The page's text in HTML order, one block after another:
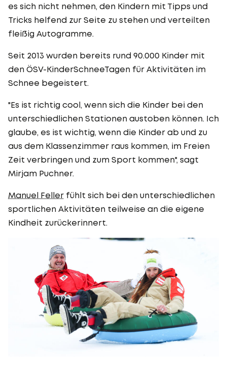
es sich nicht nehmen, den Kindern mit Tipps und
Tricks helfend zur Seite zu stehen und verteilten
fleißig Autogramme.
Seit 2013 wurden bereits rund 90.000 Kinder mit
den ÖSV-KinderSchneeTagen für Aktivitäten im
Schnee begeistert.
"Es ist richtig cool, wenn sich die Kinder bei den
unterschiedlichen Stationen austoben können. Ich
glaube, es ist wichtig, wenn die Kinder ab und zu
aus dem Klassenzimmer raus kommen, im Freien
Zeit verbringen und zum Sport kommen", sagt
Mirjam Puchner.
Manuel Feller fühlt sich bei den unterschiedlichen
sportlichen Aktivitäten teilweise an die eigene
Kindheit zurückerinnert.